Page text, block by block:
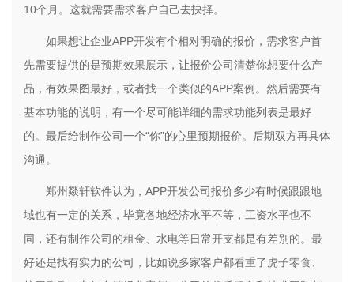
10个月。这就需要需求客户自己去抉择。
如果想让企业APP开发有个相对明确的报价，需求客户首
先需要提供的是预期效果展示，让报价公司清楚你想要什么产
品，有效果图最好，或者找一个类似的APP案例。然后需要有
基本功能的说明，有一个尽可能详细的需求功能列表是最好
的。最后给制作公司一个“你”的心里预期报价。后期双方再具体
沟通。
郑州燚轩软件认为，APP开发公司报价多少有时候跟跟地
域也有一定的关系，毕竟各地经济水平不等，工资水平也不
同，还有制作公司的租金、水电等日常开支都是有差别的。最
好还是找有实力的公司，比如说多家客户都看重了虎子零食、